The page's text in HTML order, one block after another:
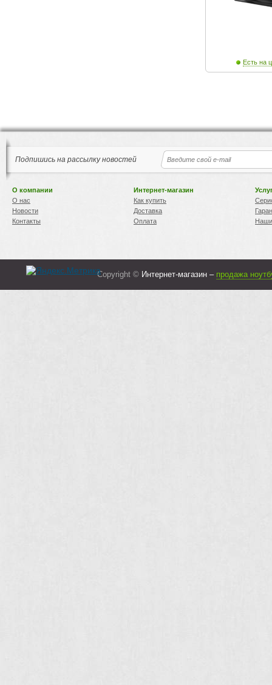
Есть на
Подпишись на рассылку новостей
О компании
О нас
Новости
Контакты
Интернет-магазин
Как купить
Доставка
Оплата
Copyright © Интернет-магазин – продажа